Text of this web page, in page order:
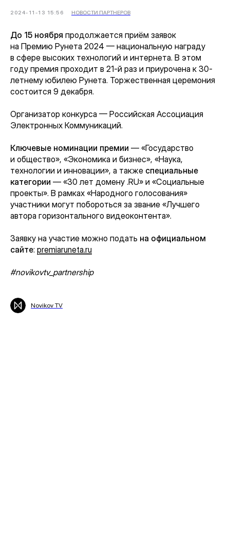
2024-11-13 15:56 НОВОСТИ ПАРТНЕРОВ
До 15 ноября продолжается приём заявок
на Премию Рунета 2024 — национальную награду
в сфере высоких технологий и интернета. В этом
году премия проходит в 21-й раз и приурочена к 30-
летнему юбилею Рунета. Торжественная церемония
состоится 9 декабря.
Организатор конкурса — Российская Ассоциация
Электронных Коммуникаций.
Ключевые номинации премии — «Государство
и общество», «Экономика и бизнес», «Наука,
технологии и инновации», а также специальные
категории — «30 лет домену .RU» и «Социальные
проекты». В рамках «Народного голосования»
участники могут побороться за звание «Лучшего
автора горизонтального видеоконтента».
Заявку на участие можно подать на официальном
сайте: premiaruneta.ru
#novikovtv_partnership
Novikov TV